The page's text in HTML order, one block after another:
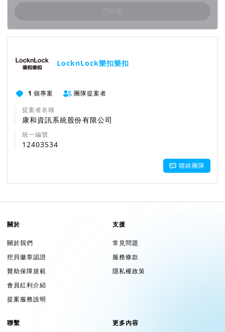
LocknLock樂扣樂扣
1 個專案
團隊提案者
提案者名稱
康和資訊系統股份有限公司
統一編號
12403534
聯絡團隊
關於
關於我們
挖貝徽章認證
贊助保障規範
會員紅利介紹
提案服務說明
支援
常見問題
服務條款
隱私權政策
聯繫 更多內容